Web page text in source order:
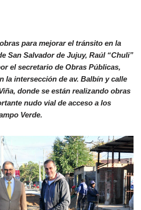
para mejorar el tránsito en la
San Salvador de Jujuy, Raúl “Chuli”
el secretario de Obras Públicas,
la intersección de av. Balbín y calle
donde se están realizando obras
nudo vial de acceso a los
Verde.